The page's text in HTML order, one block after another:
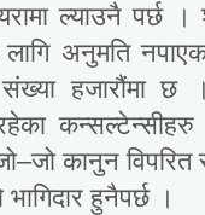
ल्याउनै पर्छ ।
लागि अनुमति
हजारौंमा छ
कानुन
हुनैपर्छ ।